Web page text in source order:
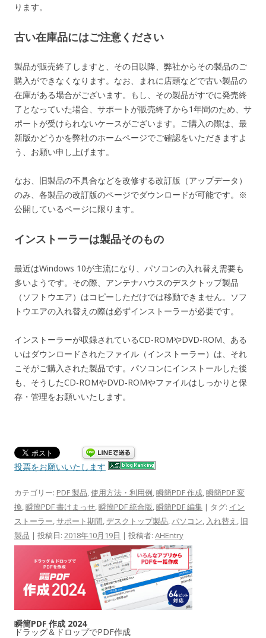
ります。
古い在庫品にはご注意ください
製品が販売終了しますと、その日以降、弊社からその製品のご
購入ができなくなります。なお、まれに店頭などで古い製品の
在庫がある場合がございます。もし、その製品がすでに発売終
了となっていた場合、サポートが販売終了から1年間のため、サ
ポートが受けられないケースがございます。ご購入の際は、最
新版かどうかを弊社のホームページでご確認をいただきますよ
う、お願い申し上げます。
なお、旧製品の不具合などを改修する改訂版（アップデータ）
のみ、各製品の改訂版のページでダウンロードが可能です。※
公開しているページに限ります。
インストーラーは製品そのもの
最近はWindows 10が主流になり、パソコンの入れ替え需要も
多いようです。その際、アンテナハウスのデスクトップ製品
（ソフトウエア）はコピーしただけでは移動できません。ソフ
トウエアの入れ替えの際は必ずインストーラーが必要です。
インストーラーが収録されているCD-ROMやDVD-ROM、ある
いはダウンロードされたファイル（インストーラー）は、それ
こそがご購入された製品です。パソコンにインストールした後
も、そうしたCD-ROMやDVD-ROMやファイルはしっかりと保
存・管理をお願いいたします。
投票をお願いいたします
カテゴリー: PDF 製品,使用方法・利用例,瞬簡PDF 作成,瞬簡PDF 変
換,瞬簡PDF 書けまっせ,瞬簡PDF 統合版,瞬簡PDF 編集 | タグ: イン
ストーラー,サポート期間, デスクトップ製品,パソコン, 入れ替え , 旧
製品 | 投稿日: 2018年10月19日 | 投稿者: AHEntry
瞬簡PDF 作成 2024
ドラッグ＆ドロップでPDF作成